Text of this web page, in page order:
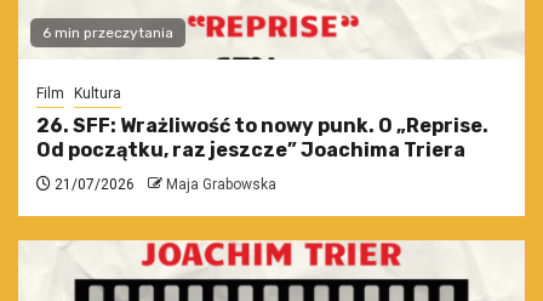
6 min przeczytania
Film Kultura
26. SFF: Wrażliwość to nowy punk. O „Reprise.
Od początku, raz jeszcze” Joachima Triera
21/07/2026 Maja Grabowska